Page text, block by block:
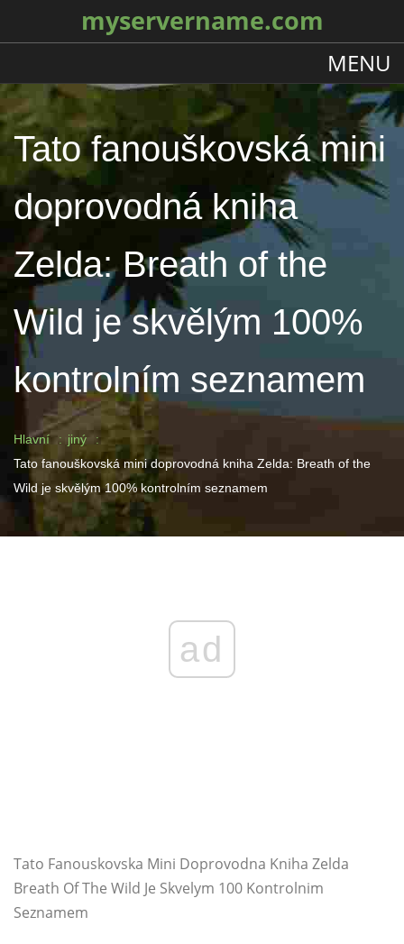
myservername.com
MENU
Tato fanouškovská mini
doprovodná kniha
Zelda: Breath of the
Wild je skvělým 100%
kontrolním seznamem
Hlavní
jiný
Tato fanouškovská mini doprovodná kniha Zelda: Breath of the
Wild je skvělým 100% kontrolním seznamem
ad
Tato Fanouskovska Mini Doprovodna Kniha Zelda
Breath Of The Wild Je Skvelym 100 Kontrolnim
Seznamem